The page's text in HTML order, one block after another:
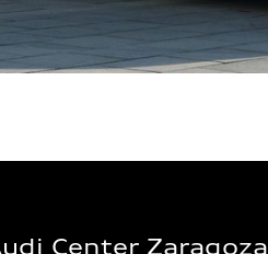
Center Zaragoza